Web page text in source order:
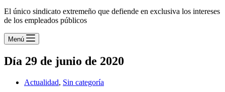
El único sindicato extremeño que defiende en exclusiva los intereses
de los empleados públicos
Menú
Día 29 de junio de 2020
Actualidad, Sin categoría